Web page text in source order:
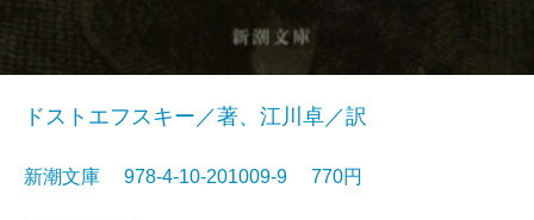
ドストエフスキー／著、江川卓／訳
新潮文庫 978-4-10-201009-9 770円